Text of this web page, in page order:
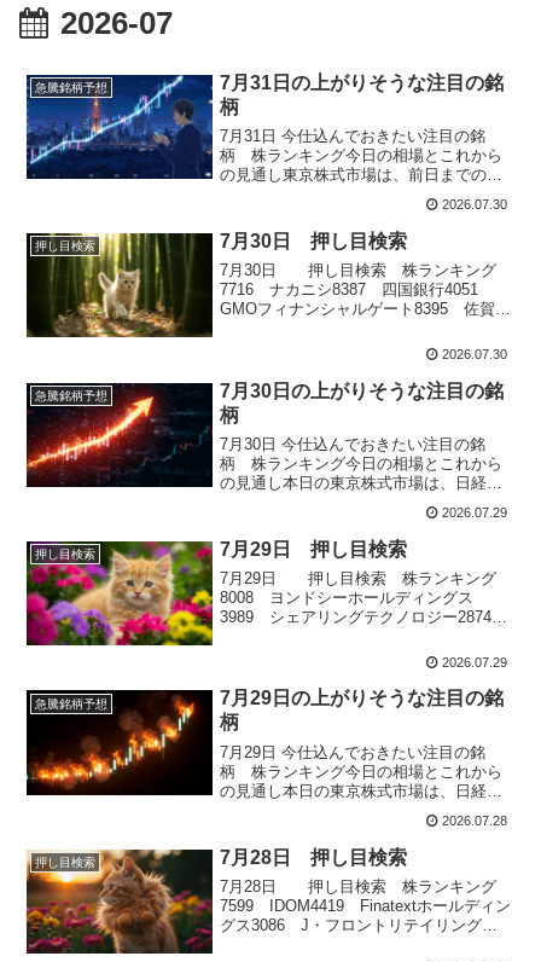
2026-07
急騰銘柄予想
7月31日の上がりそうな注目の銘
柄
7月31日 今仕込んでおきたい注目の銘
柄 株ランキング今日の相場とこれから
の見通し東京株式市場は、前日までの急
落に対する自律反発の動きが優勢とな
り、日経平均株価は前日比433円24銭高の
6万1867円43銭と3営業日ぶりに反発しま
した。前日の米国株安を受けて軟調に始
まったものの、値ごろ感が...
2026.07.30
押し目検索 7月30日 押し目検索
7月30日 押し目検索 株ランキング
7716 ナカニシ8387 四国銀行4051
GMOフィナンシャルゲート8395 佐賀銀
2026.07.30
急騰銘柄予想
7月30日の上がりそうな注目の銘
柄
7月30日 今仕込んでおきたい注目の銘
柄 株ランキング今日の相場とこれから
の見通し本日の東京株式市場は、日経平
19銭と大幅に続落しました。一方で、
TOPIXは小幅ながら反発しており、指数
によって明暗が分かれる展開となりまし
た。朝方は前日の急落に...
2026.07.29
押し目検索 7月29日 押し目検索
7月29日 押し目検索 株ランキング
8008 ヨンドシーホールディングス
3989 シェアリングテクノロジー2874
2026.07.29
急騰銘柄予想
7月29日の上がりそうな注目の銘
柄
7月29日 今仕込んでおきたい注目の銘
柄 株ランキング今日の相場とこれから
の見通し本日の東京株式市場は、日経平
92銭、TOPIXも102.48ポイント安の
3,963.59ポイントと、ともに大幅反落と
なりました。前日の米国市場で半導体関
連株が...
2026.07.28
押し目検索 7月28日 押し目検索
7月28日 押し目検索 株ランキング
7599 IDOM4419 Finatextホールディン
グス3086 J・フロントリテイリング